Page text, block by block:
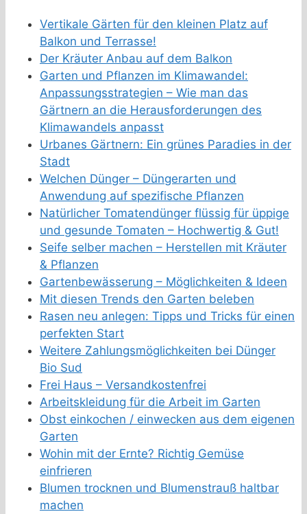
Vertikale Gärten für den kleinen Platz auf
Balkon und Terrasse!
Der Kräuter Anbau auf dem Balkon
Garten und Pflanzen im Klimawandel:
Anpassungsstrategien – Wie man das
Gärtnern an die Herausforderungen des
Klimawandels anpasst
Urbanes Gärtnern: Ein grünes Paradies in der
Stadt
Welchen Dünger – Düngerarten und
Anwendung auf spezifische Pflanzen
Natürlicher Tomatendünger flüssig für üppige
und gesunde Tomaten – Hochwertig & Gut!
Seife selber machen – Herstellen mit Kräuter
& Pflanzen
Gartenbewässerung – Möglichkeiten & Ideen
Mit diesen Trends den Garten beleben
Rasen neu anlegen: Tipps und Tricks für einen
perfekten Start
Weitere Zahlungsmöglichkeiten bei Dünger
Bio Sud
Frei Haus – Versandkostenfrei
Arbeitskleidung für die Arbeit im Garten
Obst einkochen / einwecken aus dem eigenen
Garten
Wohin mit der Ernte? Richtig Gemüse
einfrieren
Blumen trocknen und Blumenstrauß haltbar
machen